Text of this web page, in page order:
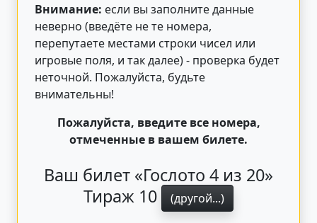
Внимание: если вы заполните данные
неверно (введёте не те номера,
перепутаете местами строки чисел или
игровые поля, и так далее) - проверка будет
неточной. Пожалуйста, будьте
внимательны!
Пожалуйста, введите все номера,
отмеченные в вашем билете.
Ваш билет «Гослото 4 из 20»
Тираж 10
(другой...)